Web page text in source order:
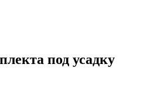
под усадку